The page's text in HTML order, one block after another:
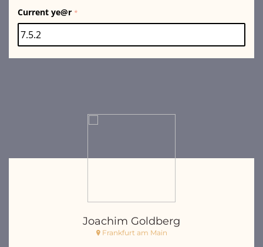
Current ye@r *
Joachim Goldberg
Frankfurt am Main